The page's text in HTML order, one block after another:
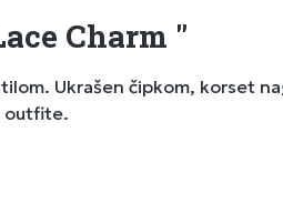
Charm "
Ukrašen čipkom, korset
outfite.